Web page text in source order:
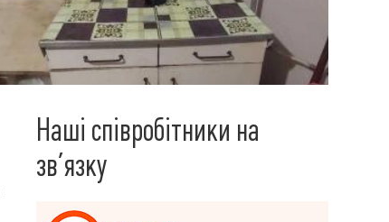
Наші співробітники на
зв’язку